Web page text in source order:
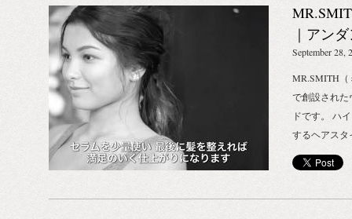
｜アン
September 28,
MR.SMITH（
で創設された
ドです。 ハ
するヘアスタ
するヘアア
たゆるさの
用アイテム